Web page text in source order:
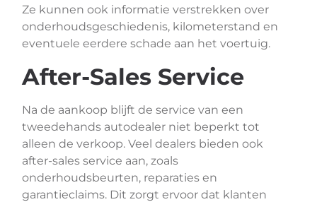
Ze kunnen ook informatie verstrekken over
onderhoudsgeschiedenis, kilometerstand en
eventuele eerdere schade aan het voertuig.
After-Sales Service
Na de aankoop blijft de service van een
tweedehands autodealer niet beperkt tot
alleen de verkoop. Veel dealers bieden ook
after-sales service aan, zoals
onderhoudsbeurten, reparaties en
garantieclaims. Dit zorgt ervoor dat klanten